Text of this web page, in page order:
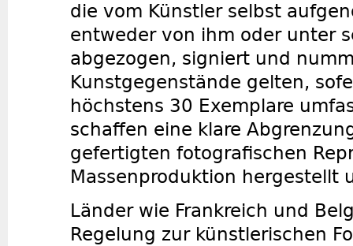
die vom Künstler selbst
entweder von ihm oder unter
abgezogen, signiert und
Kunstgegenstände gelten,
höchstens 30 Exemplare
schaffen eine klare
gefertigten fotografischen
Massenproduktion hergestellt
Länder wie Frankreich und
Regelung zur künstlerischen